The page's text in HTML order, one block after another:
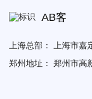
AB客
上海总部：
上海市
郑州地址：
郑州市高